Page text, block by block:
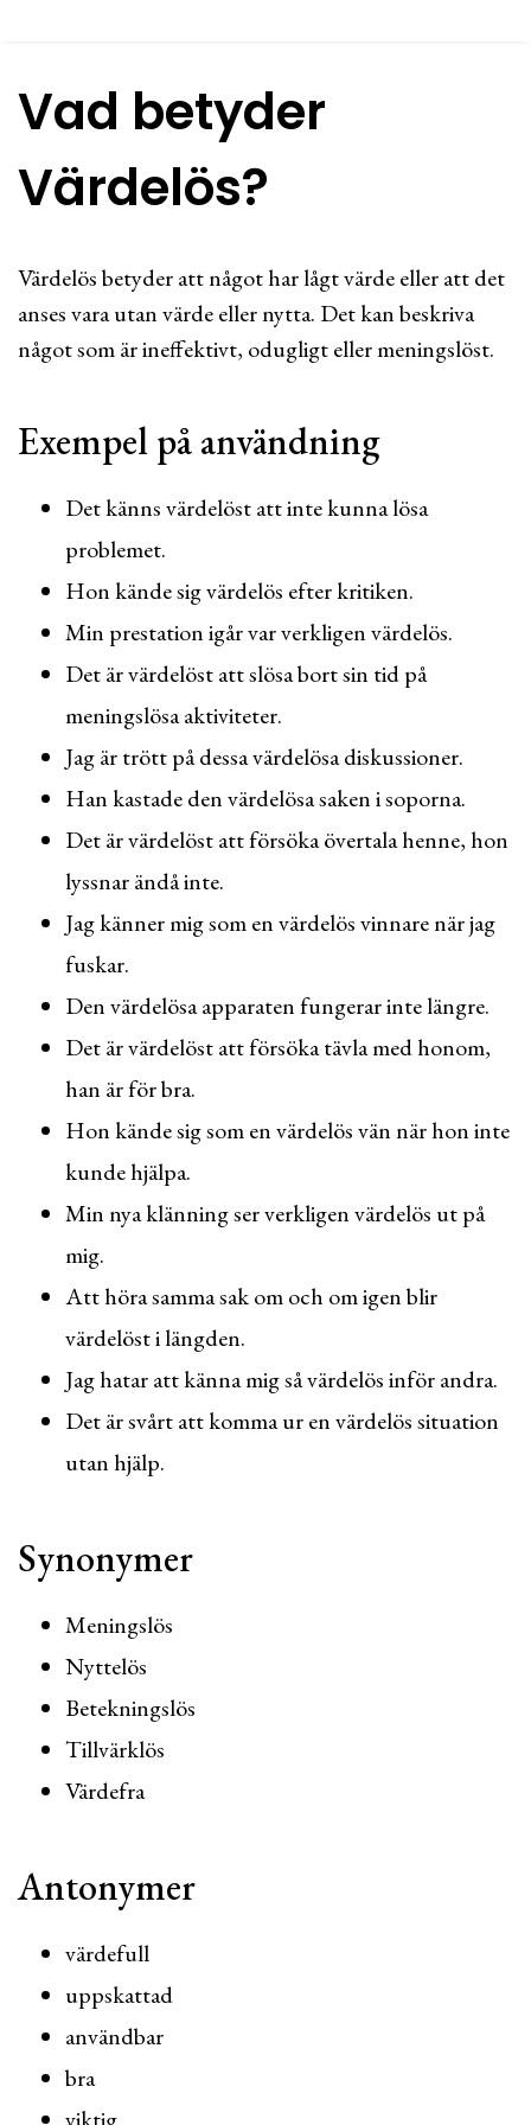
Vad betyder
Värdelös?
Värdelös betyder att något har lågt värde eller att det
anses vara utan värde eller nytta. Det kan beskriva
något som är ineffektivt, odugligt eller meningslöst.
Exempel på användning
Det känns värdelöst att inte kunna lösa
problemet.
Hon kände sig värdelös efter kritiken.
Min prestation igår var verkligen värdelös.
Det är värdelöst att slösa bort sin tid på
meningslösa aktiviteter.
Jag är trött på dessa värdelösa diskussioner.
Han kastade den värdelösa saken i soporna.
Det är värdelöst att försöka övertala henne, hon
lyssnar ändå inte.
Jag känner mig som en värdelös vinnare när jag
fuskar.
Den värdelösa apparaten fungerar inte längre.
Det är värdelöst att försöka tävla med honom,
han är för bra.
Hon kände sig som en värdelös vän när hon inte
kunde hjälpa.
Min nya klänning ser verkligen värdelös ut på
mig.
Att höra samma sak om och om igen blir
värdelöst i längden.
Jag hatar att känna mig så värdelös inför andra.
Det är svårt att komma ur en värdelös situation
utan hjälp.
Synonymer
Meningslös
Nyttelös
Betekningslös
Tillvärklös
Värdefra
Antonymer
värdefull
uppskattad
användbar
bra